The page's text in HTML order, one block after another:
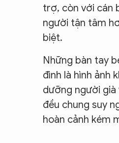
trợ, còn với cán
người tận tâm
biệt.
Những bàn tay
đình là hình ảnh
dưỡng người già
đều chung suy
hoàn cảnh kém